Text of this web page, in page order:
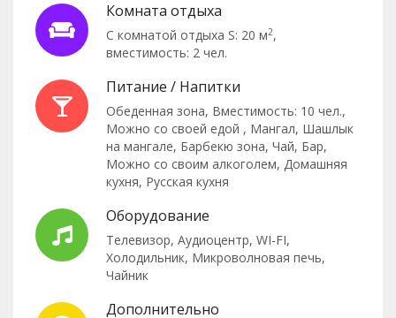
Комната отдыха
С комнатой отдыха S: 20 м2,
вместимость: 2 чел.
Питание / Напитки
Обеденная зона, Вместимость: 10 чел.,
Можно со своей едой , Мангал, Шашлык
на мангале, Барбекю зона, Чай, Бар,
Можно со своим алкоголем, Домашняя
кухня, Русская кухня
Оборудование
Телевизор, Аудиоцентр, WI-FI,
Холодильник, Микроволновая печь,
Чайник
Дополнительно